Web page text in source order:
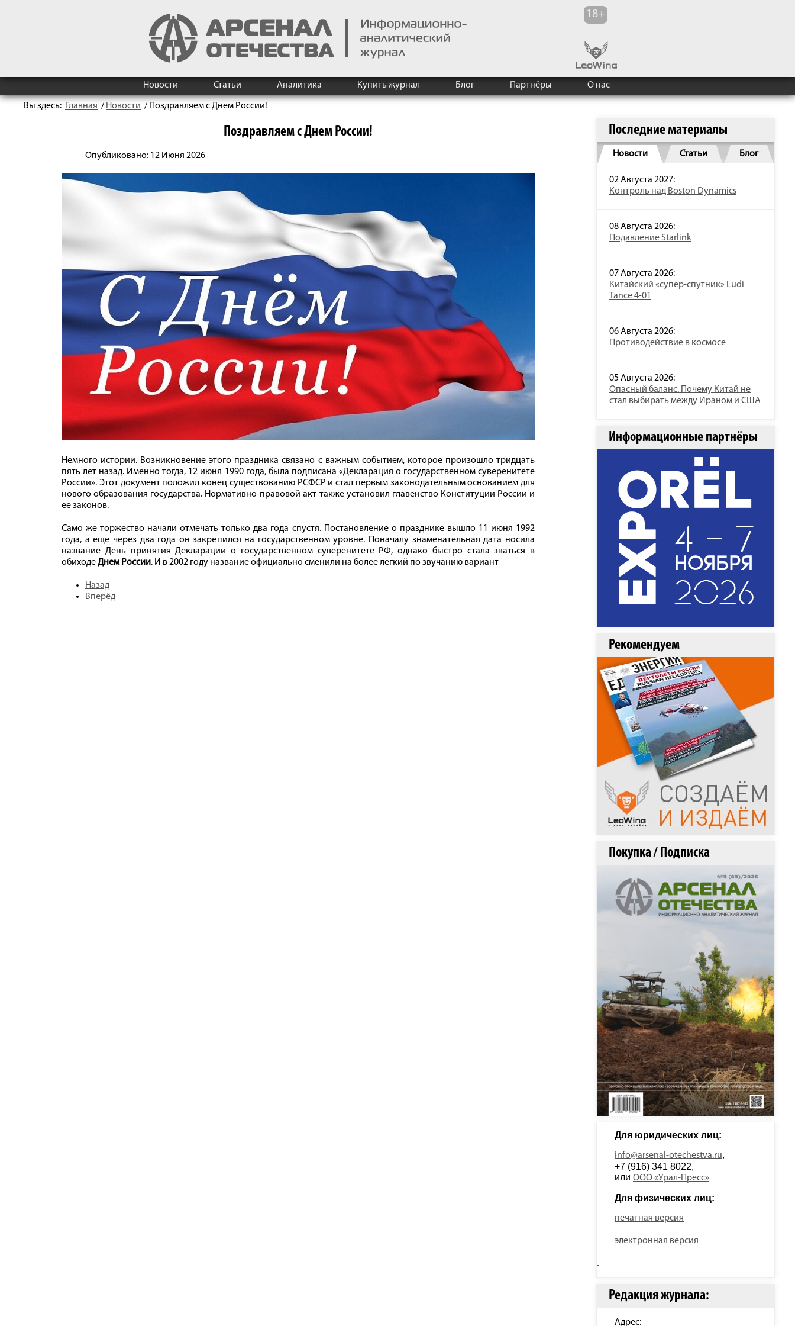
Новости Статьи Аналитика Купить журнал Блог Партнёры О нас
Вы здесь: Главная / Новости / Поздравляем с Днем России!
Поздравляем с Днем России!
Опубликовано: 12 Июня 2026
Немного истории. Возникновение этого праздника связано с важным событием, которое произошло тридцать
пять лет назад. Именно тогда, 12 июня 1990 года, была подписана «Декларация о государственном суверенитете
России». Этот документ положил конец существованию РСФСР и стал первым законодательным основанием для
нового образования государства. Нормативно-правовой акт также установил главенство Конституции России и
ее законов.
Само же торжество начали отмечать только два года спустя. Постановление о празднике вышло 11 июня 1992
года, а еще через два года он закрепился на государственном уровне. Поначалу знаменательная дата носила
название День принятия Декларации о государственном суверенитете РФ, однако быстро стала зваться в
обиходеДнем России. И в 2002 году название официально сменили на более легкий по звучанию вариант
Назад
Вперёд
Последние материалы
Новости Статьи Блог
02 Августа 2027:
Контроль над Boston Dynamics
08 Августа 2026:
Подавление Starlink
07 Августа 2026:
Китайский «супер-спутник» Ludi
Tance 4-01
06 Августа 2026:
Противодействие в космосе
05 Августа 2026:
Опасный баланс. Почему Китай не
стал выбирать между Ираном и США
Информационные партнёры
Рекомендуем
Покупка / Подписка
Для юридических лиц:
info@arsenal-otechestva.ru,
+7 (916) 341 8022,
или ООО «Урал-Пресс»
Для физических лиц:
печатная версия
электронная версия
Редакция журнала:
Адрес: